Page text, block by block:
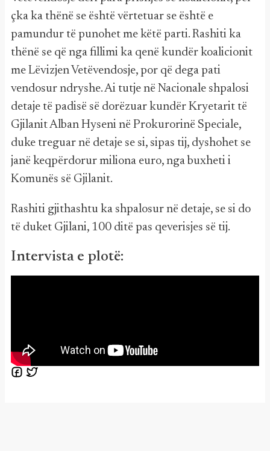
çka ka thënë se është vërtetuar se është e
pamundur të punohet me këtë parti. Rashiti ka
thënë se që nga fillimi ka qenë kundër koalicionit
me Lëvizjen Vetëvendosje, por që dega pati
vendosur ndryshe. Ai tutje në Nacionale shpalosi
detaje të padisë së dorëzuar kundër Kryetarit të
Gjilanit Alban Hyseni në Prokurorinë Speciale,
duke treguar në detaje se si, sipas tij, dyshohet se
janë keqpërdorur miliona euro, nga buxheti i
Komunës së Gjilanit.
Rashiti gjithashtu ka shpalosur në detaje, se si do
të duket Gjilani, 100 ditë pas qeverisjes së tij.
Intervista e plotë: